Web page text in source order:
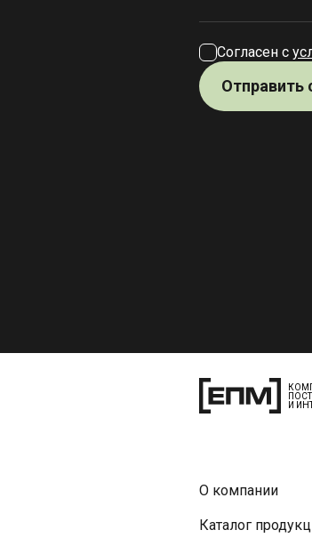
Согласен с
Отправить
Каталог
О компании
И